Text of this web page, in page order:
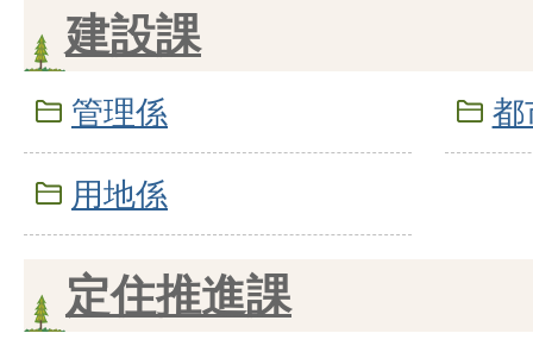
建設課
管理係 都
用地係
定住推進課